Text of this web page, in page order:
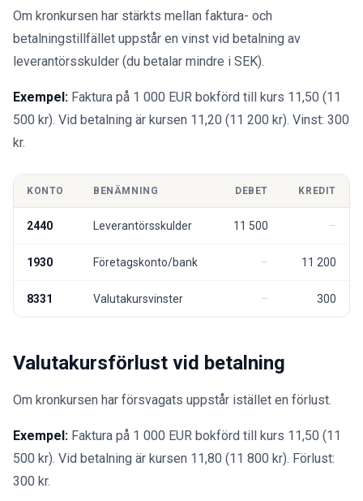
Om kronkursen har stärkts mellan faktura- och
betalningstillfället uppstår en vinst vid betalning av
leverantörsskulder (du betalar mindre i SEK).
Exempel: Faktura på 1 000 EUR bokförd till kurs 11,50 (11
500 kr). Vid betalning är kursen 11,20 (11 200 kr). Vinst: 300
kr.
KONTO BENÄMNING DEBET KREDIT
2440 Leverantörsskulder 11 500
1930 Företagskonto/bank 11 200
8331 Valutakursvinster 300
Valutakursförlust vid betalning
Om kronkursen har försvagats uppstår istället en förlust.
Exempel: Faktura på 1 000 EUR bokförd till kurs 11,50 (11
500 kr). Vid betalning är kursen 11,80 (11 800 kr). Förlust:
300 kr.